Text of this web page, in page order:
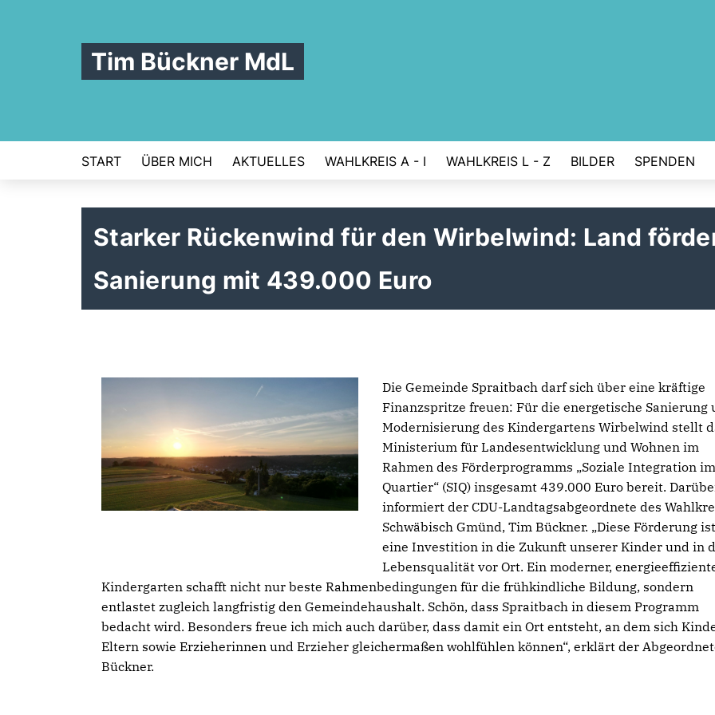
Tim Bückner MdL
START ÜBER MICH AKTUELLES WAHLKREIS A - I WAHLKREIS L - Z BILDER SPENDEN
Starker Rückenwind für den Wirbelwind: Land
Sanierung mit 439.000 Euro
Die Gemeinde Spraitbach darf sich über eine kräftige
Finanzspritze freuen: Für die energetische Sanierung
Modernisierung des Kindergartens Wirbelwind stellt
Ministerium für Landesentwicklung und Wohnen im
Rahmen des Förderprogramms „Soziale Integration im
Quartier“ (SIQ) insgesamt 439.000 Euro bereit.
informiert der CDU-Landtagsabgeordnete des
Schwäbisch Gmünd, Tim Bückner. „Diese Förderung ist
eine Investition in die Zukunft unserer Kinder und in
Lebensqualität vor Ort. Ein moderner,
Kindergarten schafft nicht nur beste Rahmenbedingungen für die frühkindliche Bildung, sondern
entlastet zugleich langfristig den Gemeindehaushalt. Schön, dass Spraitbach in diesem Programm
bedacht wird. Besonders freue ich mich auch darüber, dass damit ein Ort entsteht, an dem sich
Eltern sowie Erzieherinnen und Erzieher gleichermaßen wohlfühlen können“, erklärt der
Bückner.